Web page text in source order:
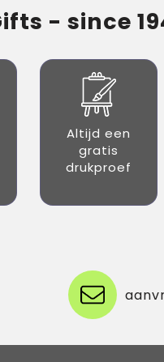
- since
Altijd een
gratis
drukproef